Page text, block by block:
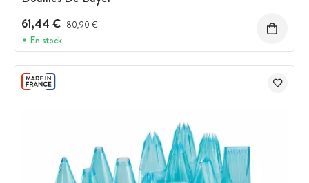
61,44 € Prix avant réduction :
80,90 €
En stock